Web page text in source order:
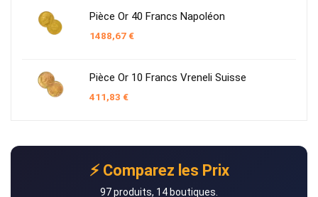
Pièce Or 40 Francs Napoléon
1488,67€
Pièce Or 10 Francs Vreneli Suisse
411,83 €
⚡ Comparez les Prix
97 produits, 14 boutiques.